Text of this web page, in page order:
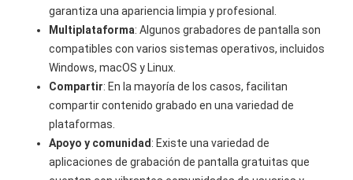
garantiza una apariencia limpia y profesional.
Multiplataforma: Algunos grabadores de pantalla son
compatibles con varios sistemas operativos, incluidos
Windows, macOS y Linux.
Compartir: En la mayoría de los casos, facilitan
compartir contenido grabado en una variedad de
plataformas.
Apoyo y comunidad : Existe una variedad de
aplicaciones de grabación de pantalla gratuitas que